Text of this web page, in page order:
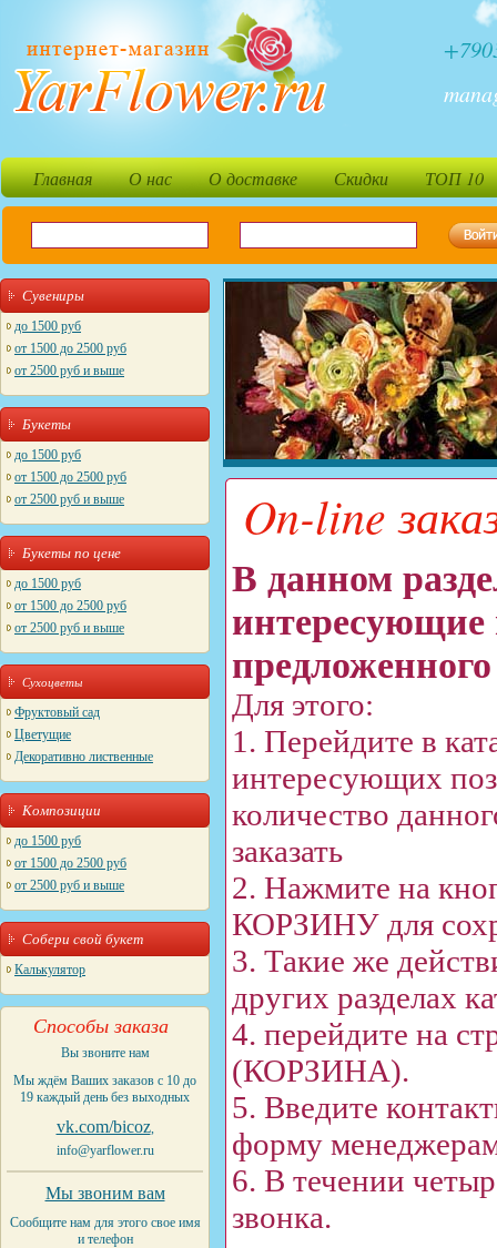
Главная О нас О доставке Скидки ТОП 10
Сувениры
до 1500 руб
от 1500 до 2500 руб
от 2500 руб и выше
Букеты
до 1500 руб
от 1500 до 2500 руб
от 2500 руб и выше
Букеты по цене
до 1500 руб
от 1500 до 2500 руб
от 2500 руб и выше
Сухоцветы
Фруктовый сад
Цветущие
Декоративно лиственные
Композиции
до 1500 руб
от 1500 до 2500 руб
от 2500 руб и выше
Собери свой букет
Калькулятор
Способы заказа
Вы звоните нам
Мы ждём Ваших заказов с 10 до
19 каждый день без выходных
vk.com/bicoz,
info@yarflower.ru
Мы звоним вам
Сообщите нам для этого свое имя
и телефон
On-line
В данном
интересующие
Для этого:
1. Перейдите в
интересующих
количество
заказать
2. Нажмите на
КОРЗИНУ для
3. Такие же
других разделах
4. перейдите на
(КОРЗИНА).
5. Введите
форму
6. В течении
звонка.